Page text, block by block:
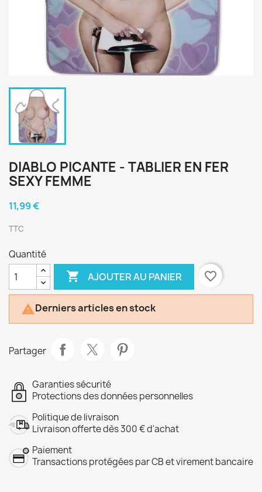
DIABLO PICANTE - TABLIER EN FER
SEXY FEMME
11,99 €
TTC
Quantité
 AJOUTER AU PANIER favorite_border
Derniers articles en stock
Partager
Garanties sécurité
Protections des données personnelles
Politique de livraison
Livraison offerte dès 300 € d'achat
Paiement
Transactions protégées par CB et virement bancaire